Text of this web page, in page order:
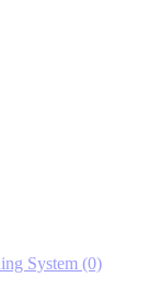
System (0)